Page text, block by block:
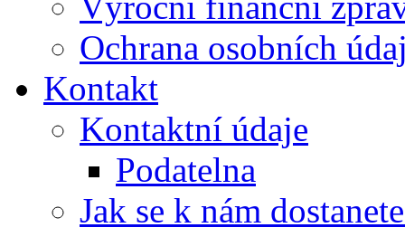
Ochrana osobních
Kontakt
Kontaktní údaje
Podatelna
Jak se k nám